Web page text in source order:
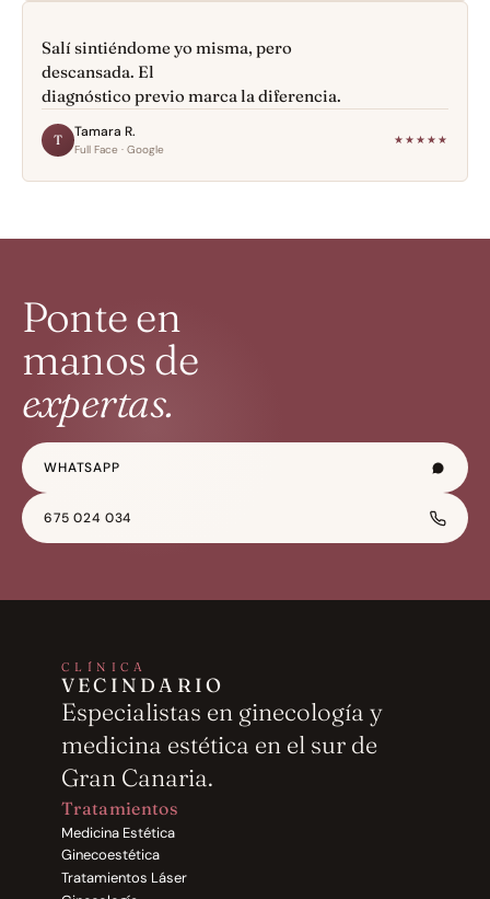
Salí sintiéndome yo misma, pero
descansada. El
diagnóstico previo marca la diferencia.
T Tamara R.
Full Face · Google
★★★★★
Ponte en
manos de
expertas.
WHATSAPP
675 024 034
CLÍNICA
VECINDARIO
Especialistas en ginecología y
medicina estética en el sur de
Gran Canaria.
Tratamientos
Medicina Estética
Ginecoestética
Tratamientos Láser